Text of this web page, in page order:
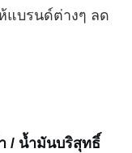
แบรนด์ต่างๆ ลด
/ น้ำมันบริสุทธิ์